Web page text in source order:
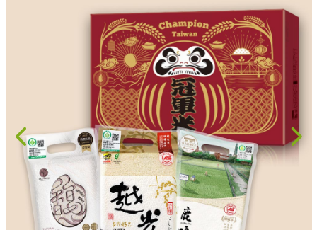
加工食品
果乾、點心
果醬、蜂蜜
台灣茶
登入